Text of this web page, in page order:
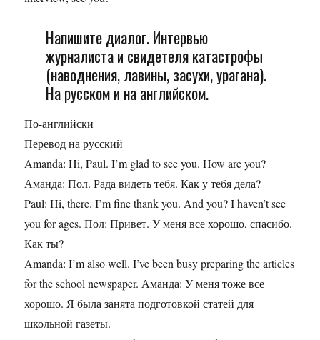
Напишите диалог. Интервью
журналиста и свидетеля катастрофы
(наводнения, лавины, засухи, урагана).
На русском и на английском.
По-английски
Перевод на русский
Amanda: Hi, Paul. I’m glad to see you. How are you?
Аманда: Пол. Рада видеть тебя. Как у тебя дела?
Paul: Hi, there. I’m fine thank you. And you? I haven’t see
you for ages. Пол: Привет. У меня все хорошо, спасибо.
Как ты?
Amanda: I’m also well. I’ve been busy preparing the articles
for the school newspaper. Аманда: У меня тоже все
хорошо. Я была занята подготовкой статей для
школьной газеты.